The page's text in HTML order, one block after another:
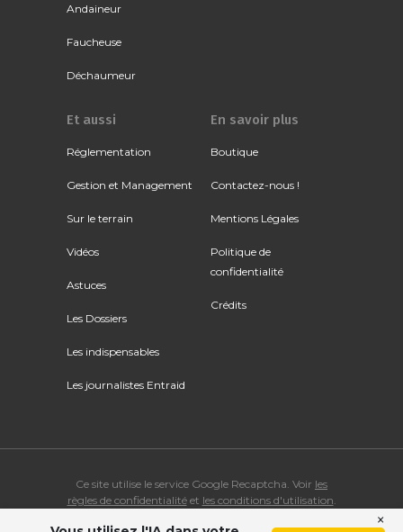
Andaineur
Faucheuse
Déchaumeur
Et aussi
Réglementation
Gestion et Management
Sur le terrain
Vidéos
Astuces
Les Dossiers
Les indispensables
Les journalistes Entraid
En savoir plus
Boutique
Contactez-nous !
Mentions Légales
Politique de
confidentialité
Crédits
Ce site utilise le service Google Recaptcha. Voir les
règles de confidentialitéet les conditions d'utilisation
×